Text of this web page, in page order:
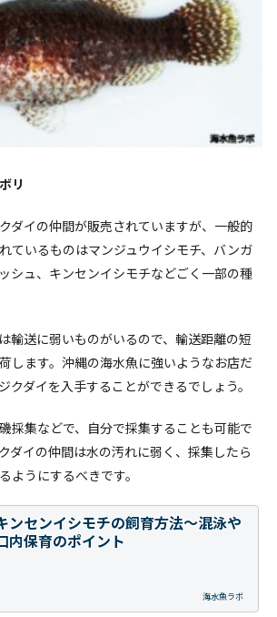
リ
ダイの仲間が販売されていますが、一般的
ているものはマンジュウイシモチ、バンガ
シュ、キンセンイシモチなどごく一部の種
輸送に弱いものがいるので、輸送距離の短
します。沖縄の海水魚に強いようなお店だ
クダイを入手することができるでしょう。
採集などで、自分で採集することも可能で
ダイの仲間は水の汚れに弱く、採集したら
ようにするべきです。
海水魚ラボ
ンセンイシモチの飼育方法～混泳や
内保育のポイント